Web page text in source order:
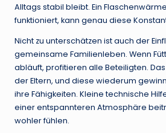
Alltags stabil bleibt. Ein
funktioniert, kann genau diese
Nicht zu unterschätzen ist auch der
gemeinsame Familienleben. Wenn
abläuft, profitieren alle Beteiligten.
der Eltern, und diese wiederum
ihre Fähigkeiten. Kleine technische
einer entspannteren Atmosphäre
wohler fühlen.